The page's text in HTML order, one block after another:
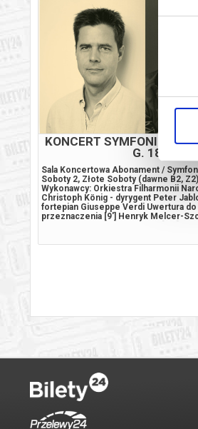
KONCERT SYMFONICZNY
G. 18
Sala Koncertowa Abonament /
Soboty 2, Złote Soboty (dawne B2, Z2)
Wykonawcy: Orkiestra Filharmonii
Christoph König - dyrygent Peter
fortepian Giuseppe Verdi Uwertura
przeznaczenia [9'] Henryk Melcer-
Koncert fortepianowy e-moll [29'] ...
Robert Schumann III Symfonia Es-dur
Reńska [30']******* Bezpieczne